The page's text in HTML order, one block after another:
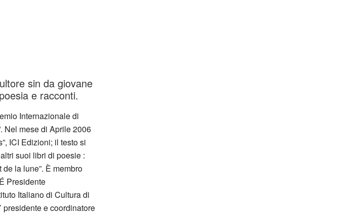
sin da giovane
e racconti.
Internazionale di
Nel mese di Aprile 2006
ICI Edizioni; il testo si
suoi libri di poesie :
de la lune”. È membro
Presidente
Italiano di Cultura di
presidente e coordinatore